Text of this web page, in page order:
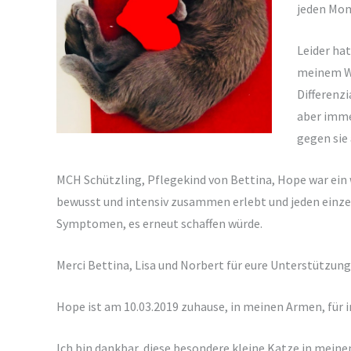
jeden
Leider
meinem
aber
gegen
MCH Schützling, Pflegekind von Bettina, Hope war
bewusst und intensiv zusammen erlebt und jeden
Symptomen, es erneut schaffen würde.
Merci Bettina, Lisa und Norbert für eure
Hope ist am 10.03.2019 zuhause, in meinen Armen,
Ich bin dankbar, diese besondere kleine Katze in